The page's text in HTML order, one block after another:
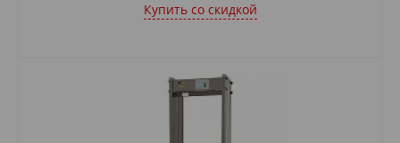
Купить cо скидкой